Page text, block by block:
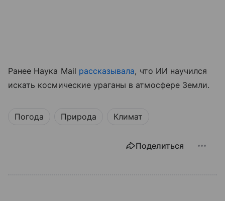
Ранее Наука Mail рассказывала, что ИИ научился
искать космические ураганы в атмосфере Земли.
Погода Природа Климат
Поделиться